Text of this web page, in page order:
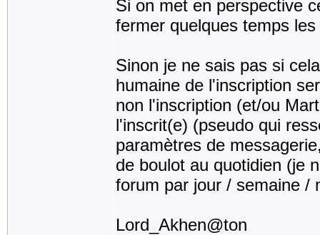
Si on met en perspective
fermer quelques temps
Sinon je ne sais pas si
humaine de l'inscription
non l'inscription (et/ou
l'inscrit(e) (pseudo qui
paramètres de
de boulot au quotidien (je
forum par jour / semaine /
Lord_Akhen@ton